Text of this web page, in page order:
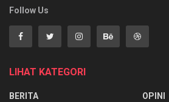
Follow Us
LIHAT KATEGORI
BERITA
OPINI